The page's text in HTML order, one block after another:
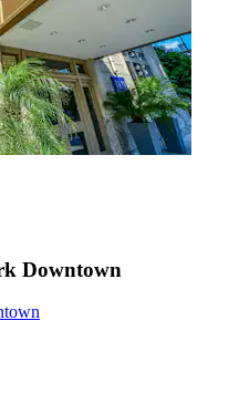
Downtown